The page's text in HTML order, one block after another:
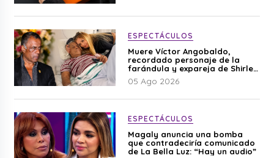
ESPECTÁCULOS
Muere Víctor Angobaldo,
recordado personaje de la
farándula y expareja de Shirley
Cherres
05 Ago 2026
ESPECTÁCULOS
Magaly anuncia una bomba
que contradeciría comunicado
de La Bella Luz: “Hay un audio”